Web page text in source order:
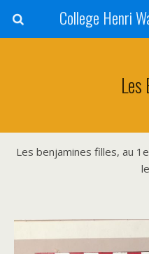
College Henri
Les
Les benjamines filles, au